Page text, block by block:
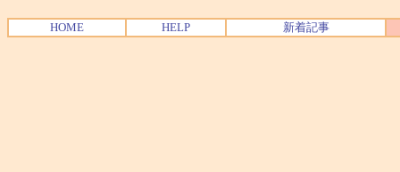
HOME HELP 新着記事